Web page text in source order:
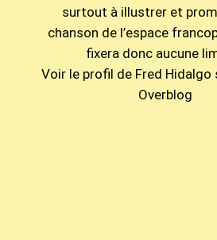
surtout à illustrer et
chanson de l’espace
fixera donc aucune
Voir le profil de Fred Hidalgo
Overblog